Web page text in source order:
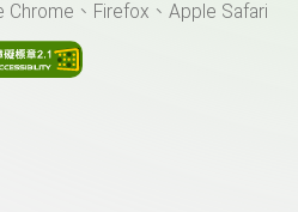
、Firefox、Apple Safari